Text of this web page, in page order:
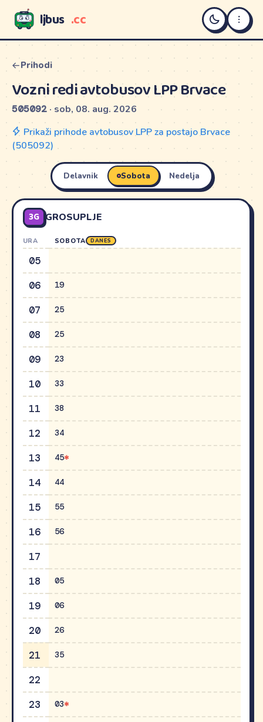
LJBUS ljbus .cc
Prihodi
Vozni redi avtobusov LPP Brvace
505092 · sob, 08. aug. 2026
Prikaži prihode avtobusov LPP za postajo Brvace
(505092)
Delavnik Sobota Nedelja
3G GROSUPLJE
URA SOBOTA DANES
05
06
19
07 25
08 25
09 23
10 33
11 38
12 34
13 45
14 44
15 55
16 56
17
18
05
19 06
20 26
21 35
22
23
03